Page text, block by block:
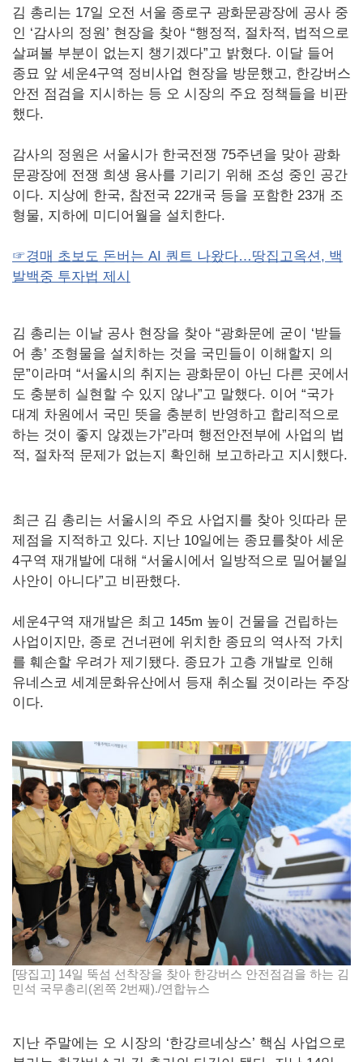
김 총리는 17일 오전 서울 종로구 광화문광장에 공사 중
인 ‘감사의 정원’ 현장을 찾아 “행정적, 절차적, 법적으로
살펴볼 부분이 없는지 챙기겠다”고 밝혔다. 이달 들어
종묘 앞 세운4구역 정비사업 현장을 방문했고, 한강버스
안전 점검을 지시하는 등 오 시장의 주요 정책들을 비판
했다.
감사의 정원은 서울시가 한국전쟁 75주년을 맞아 광화
문광장에 전쟁 희생 용사를 기리기 위해 조성 중인 공간
이다. 지상에 한국, 참전국 22개국 등을 포함한 23개 조
형물, 지하에 미디어월을 설치한다.
☞경매 초보도 돈버는 AI 퀀트 나왔다…땅집고옥션, 백
발백중 투자법 제시
김 총리는 이날 공사 현장을 찾아 “광화문에 굳이 ‘받들
어 총’ 조형물을 설치하는 것을 국민들이 이해할지 의
문”이라며 “서울시의 취지는 광화문이 아닌 다른 곳에서
도 충분히 실현할 수 있지 않나”고 말했다. 이어 “국가
대계 차원에서 국민 뜻을 충분히 반영하고 합리적으로
하는 것이 좋지 않겠는가”라며 행전안전부에 사업의 법
적, 절차적 문제가 없는지 확인해 보고하라고 지시했다.
최근 김 총리는 서울시의 주요 사업지를 찾아 잇따라 문
제점을 지적하고 있다. 지난 10일에는 종묘를찾아 세운
4구역 재개발에 대해 “서울시에서 일방적으로 밀어붙일
사안이 아니다”고 비판했다.
세운4구역 재개발은 최고 145m 높이 건물을 건립하는
사업이지만, 종로 건너편에 위치한 종묘의 역사적 가치
를 훼손할 우려가 제기됐다. 종묘가 고층 개발로 인해
유네스코 세계문화유산에서 등재 취소될 것이라는 주장
이다.
[땅집고] 14일 뚝섬 선착장을 찾아 한강버스 안전점검을 하는 김
민석 국무총리(왼쪽 2번째)./연합뉴스
지난 주말에는 오 시장의 ‘한강르네상스’ 핵심 사업으로